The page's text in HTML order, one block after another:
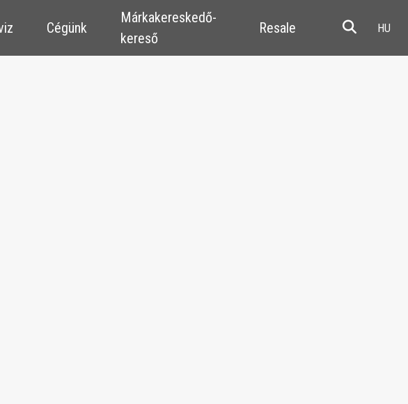
Cégünk
Márkakereskedő-
kereső
Resale